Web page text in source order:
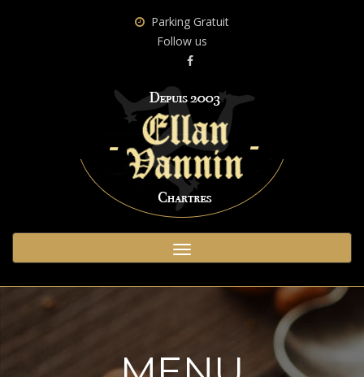
Parking Gratuit
Follow us
Toggle
navigation